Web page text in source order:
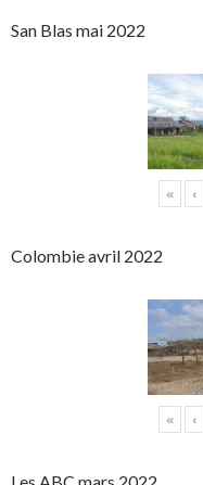
San Blas mai 2022
« ‹
Colombie avril 2022
« ‹